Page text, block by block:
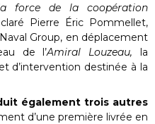
force de la coopération
Pierre Éric Pommellet,
Group, en déplacement
de l’Amiral Louzeau, la
d’intervention destinée à la
également trois autres
d’une première livrée en